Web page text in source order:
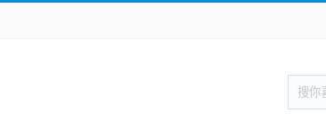
新闻阅读
战棋游戏